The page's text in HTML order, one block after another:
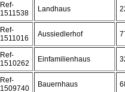
Ref-
1511538
Landhaus
Ref-
1511016
Aussiedlerhof
Ref-
1510262
Einfamilienhaus
Ref-
1509740
Bauernhaus